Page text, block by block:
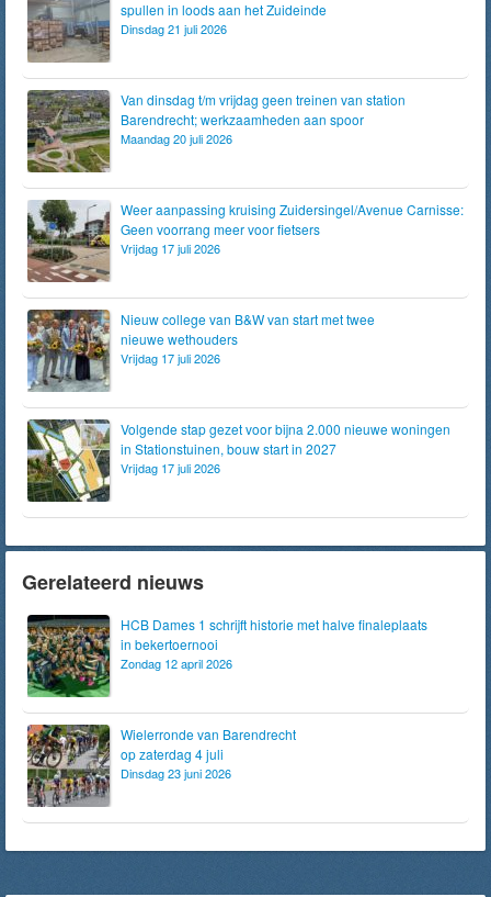
spullen in loods aan het Zuideinde
Dinsdag 21 juli 2026
Van dinsdag t/m vrijdag geen treinen van station
Barendrecht; werkzaamheden aan spoor
Maandag 20 juli 2026
Weer aanpassing kruising Zuidersingel/Avenue Carnisse:
Geen voorrang meer voor fietsers
Vrijdag 17 juli 2026
Nieuw college van B&W van start met twee
nieuwe wethouders
Vrijdag 17 juli 2026
Volgende stap gezet voor bijna 2.000 nieuwe woningen
in Stationstuinen, bouw start in 2027
Vrijdag 17 juli 2026
Gerelateerd nieuws
HCB Dames 1 schrijft historie met halve finaleplaats
in bekertoernooi
Zondag 12 april 2026
Wielerronde van Barendrecht
op zaterdag 4 juli
Dinsdag 23 juni 2026